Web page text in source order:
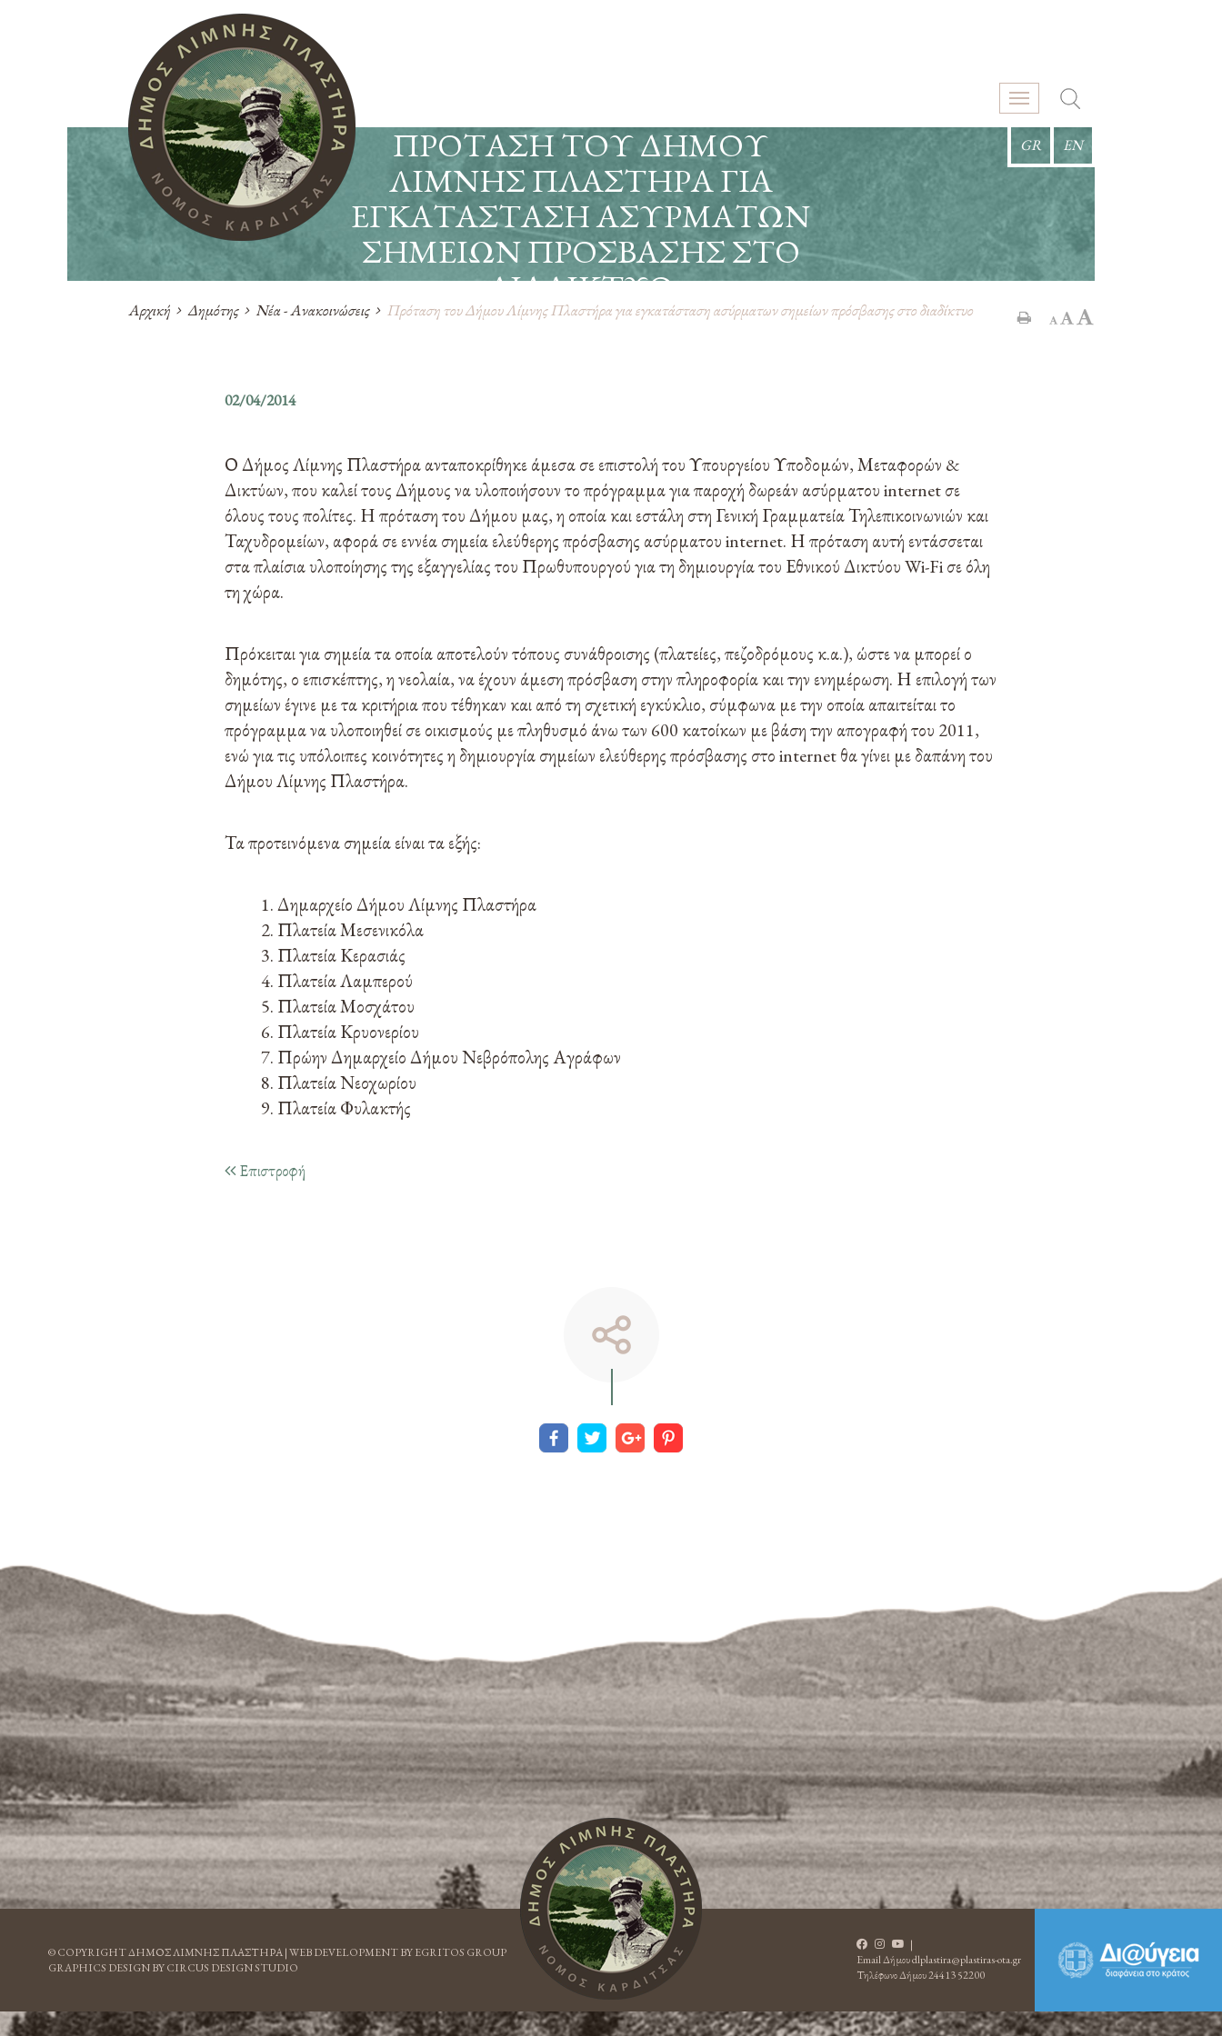
GR EN
ΠΡΌΤΑΣΗ ΤΟΥ ΔΉΜΟΥ
ΛΊΜΝΗΣ ΠΛΑΣΤΉΡΑ ΓΙΑ
ΕΓΚΑΤΆΣΤΑΣΗ ΑΣΎΡΜΑΤΩΝ
ΣΗΜΕΊΩΝ ΠΡΌΣΒΑΣΗΣ ΣΤΟ
ΔΙΑΔΊΚΤΥΟ
Αρχική Δημότης Νέα - Ανακοινώσεις Πρόταση του Δήμου Λίμνης Πλαστήρα για εγκατάσταση ασύρματων σημείων πρόσβασης στο διαδίκτυο
02/04/2014
Ο Δήμος Λίμνης Πλαστήρα ανταποκρίθηκε άμεσα σε επιστολή του Υπουργείου Υποδομών, Μεταφορών &
Δικτύων, που καλεί τους Δήμους να υλοποιήσουν το πρόγραμμα για παροχή δωρεάν ασύρματου internet σε
όλους τους πολίτες. Η πρόταση του Δήμου μας, η οποία και εστάλη στη Γενική Γραμματεία Τηλεπικοινωνιών και
Ταχυδρομείων, αφορά σε εννέα σημεία ελεύθερης πρόσβασης ασύρματου internet. Η πρόταση αυτή εντάσσεται
στα πλαίσια υλοποίησης της εξαγγελίας του Πρωθυπουργού για τη δημιουργία του Εθνικού Δικτύου Wi-Fi σε όλη
τη χώρα.
Πρόκειται για σημεία τα οποία αποτελούν τόπους συνάθροισης (πλατείες, πεζοδρόμους κ.α.), ώστε να μπορεί ο
δημότης, ο επισκέπτης, η νεολαία, να έχουν άμεση πρόσβαση στην πληροφορία και την ενημέρωση. Η επιλογή των
σημείων έγινε με τα κριτήρια που τέθηκαν και από τη σχετική εγκύκλιο, σύμφωνα με την οποία απαιτείται το
πρόγραμμα να υλοποιηθεί σε οικισμούς με πληθυσμό άνω των 600 κατοίκων με βάση την απογραφή του 2011,
ενώ για τις υπόλοιπες κοινότητες η δημιουργία σημείων ελεύθερης πρόσβασης στο internet θα γίνει με δαπάνη του
Δήμου Λίμνης Πλαστήρα.
Τα προτεινόμενα σημεία είναι τα εξής:
Δημαρχείο Δήμου Λίμνης Πλαστήρα
Πλατεία Μεσενικόλα
Πλατεία Κερασιάς
Πλατεία Λαμπερού
Πλατεία Μοσχάτου
Πλατεία Κρυονερίου
Πρώην Δημαρχείο Δήμου Νεβρόπολης Αγράφων
Πλατεία Νεοχωρίου
Πλατεία Φυλακτής
Επιστροφή
© COPYRIGHT ΔΗΜΟΣ ΛΙΜΝΗΣ ΠΛΑΣΤΗΡΑ |WEB DEVELOPMENT BY EGRITOS GROUP
GRAPHICS DESIGN BY CIRCUS DESIGN STUDIO
|
Email Δήμουdlplastira@plastiras-ota.gr
Τηλέφωνο Δήμου24413 52200